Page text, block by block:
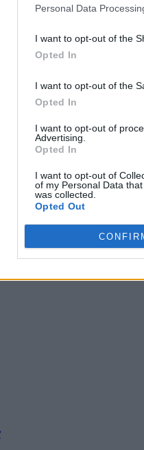
Personal Data
I want to opt-out of the
Opted In
I want to opt-out of the
Opted In
I want to opt-out of
Advertising.
Opted In
I want to opt-out of
of my Personal Data
was collected.
Opted Out